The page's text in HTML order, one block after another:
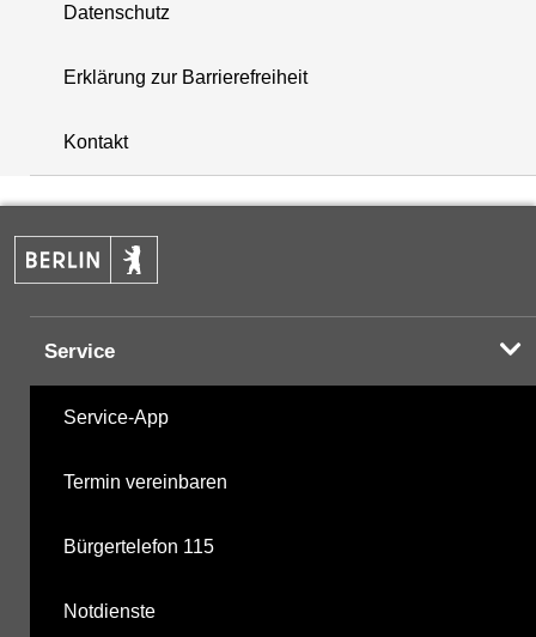
+
−
Datenschutz
Erklärung zur Barrierefreiheit
Kontakt
Service
Service-App
Termin vereinbaren
Bürgertelefon 115
Notdienste